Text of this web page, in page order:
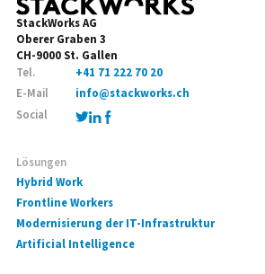
StackWorks AG
Oberer Graben 3
CH-9000 St. Gallen
Tel.
+41 71 222 70 20
E-Mail
info@stackworks.ch
Social
Lösungen
Hybrid Work
Frontline Workers
Modernisierung der IT-Infrastruktur
Artificial Intelligence